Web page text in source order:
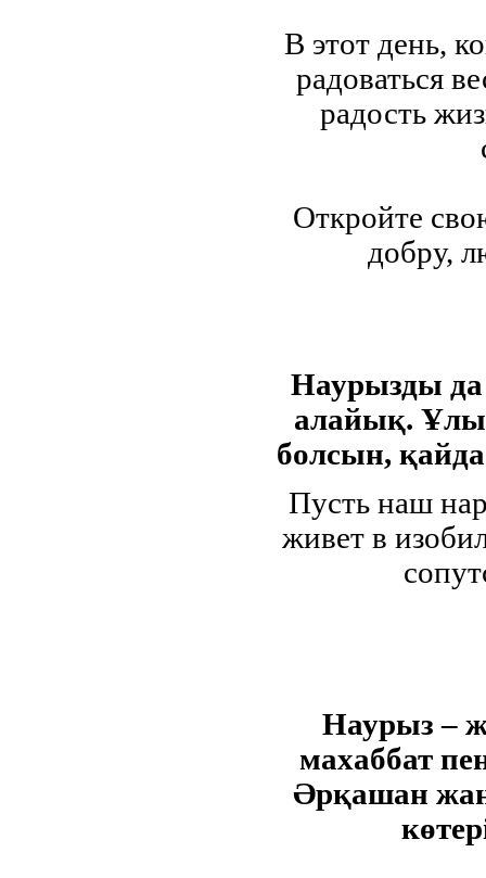
В этот день,
радоваться
радость
Откройте
добру,
Наурызды
алайық.
болсын,
Пусть наш
живет в
Наурыз –
махаббат
Әрқашан